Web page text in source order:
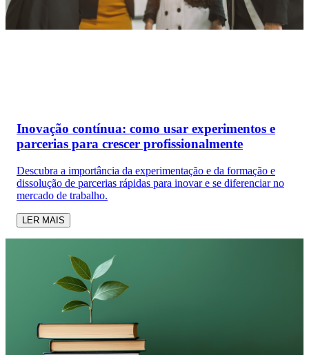
Inovação contínua: como usar experimentos e
parcerias para crescer profissionalmente
Descubra a importância da experimentação e da formação e
dissolução de parcerias rápidas para inovar e se diferenciar no
mercado de trabalho.
LER MAIS